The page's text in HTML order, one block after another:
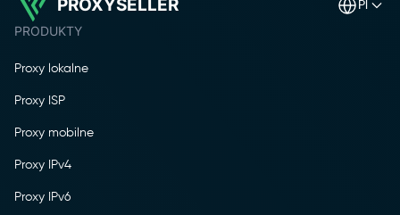
PROXYSELLER
PRODUKTY
Proxy lokalne
Proxy ISP
Proxy mobilne
Proxy IPv4
Proxy IPv6